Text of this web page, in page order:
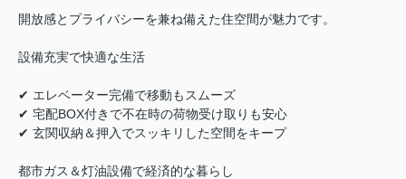
開放感とプライバシーを兼ね備えた住空間が魅力です。
設備充実で快適な生活
✔ エレベーター完備で移動もスムーズ
✔ 宅配BOX付きで不在時の荷物受け取りも安心
✔ 玄関収納＆押入でスッキリした空間をキープ
都市ガス＆灯油設備で経済的な暮らし